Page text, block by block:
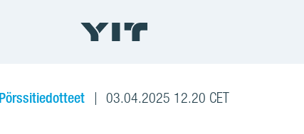
Pörssitiedotteet 03.04.2025 12.20 CET